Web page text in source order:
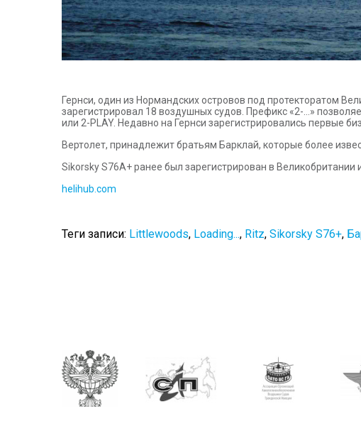
Гернси, один из Нормандских островов под протекторатом
зарегистрировал 18 воздушных судов. Префикс «2-…»
или 2-PLAY. Недавно на Гернси зарегистрировались первые
Вертолет, принадлежит братьям Барклай, которые более
SikorskyS76A+ ранее был зарегистрирован в
helihub.com
Теги записи: Littlewoods, Loading..., Ritz, Sikorsky S76+,